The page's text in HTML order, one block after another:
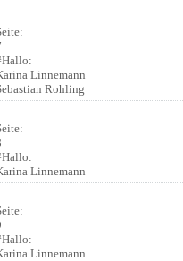
Linnemann
Rohling
Linnemann
Linnemann